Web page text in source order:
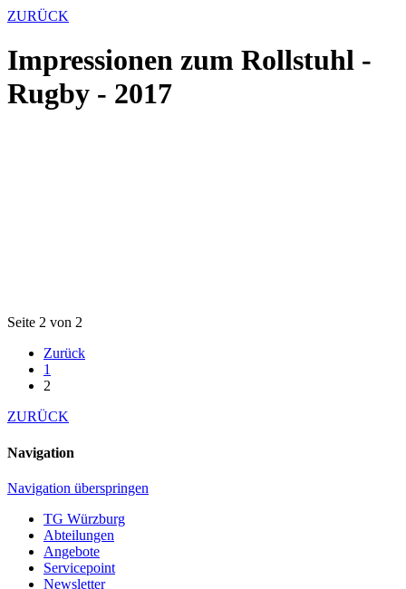
ZURÜCK
Impressionen zum Rollstuhl -
Rugby - 2017
Seite 2 von 2
Zurück
1
2
ZURÜCK
Navigation
Navigation überspringen
TG Würzburg
Abteilungen
Angebote
Servicepoint
Newsletter